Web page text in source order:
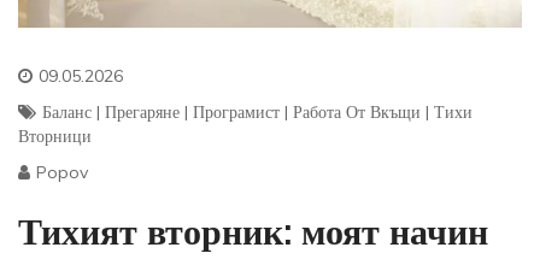
09.05.2026
Баланс | Прегаряне | Програмист | Работа От Вкъщи | Тихи
Вторници
Popov
Тихият вторник: моят начин